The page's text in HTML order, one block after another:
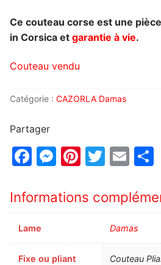
Ce couteau corse est une
in Corsica et garantie à vie.
Couteau vendu
Catégorie : CAZORLA Damas
Partager
Facebook
Messenger
Pinterest
Twitter
Informations
Lame Damas
Fixe ou pliant Couteau